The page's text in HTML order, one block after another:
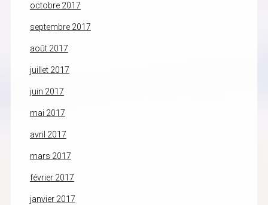
octobre 2017
septembre 2017
août 2017
juillet 2017
juin 2017
mai 2017
avril 2017
mars 2017
février 2017
janvier 2017